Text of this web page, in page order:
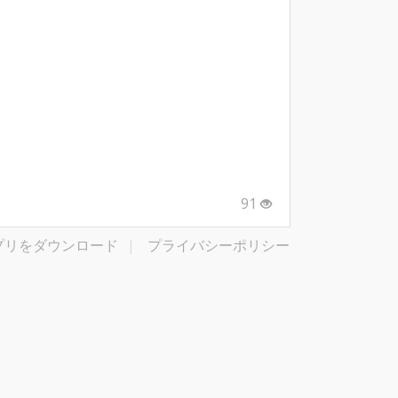
91
をダウンロード | プライバシーポリシー